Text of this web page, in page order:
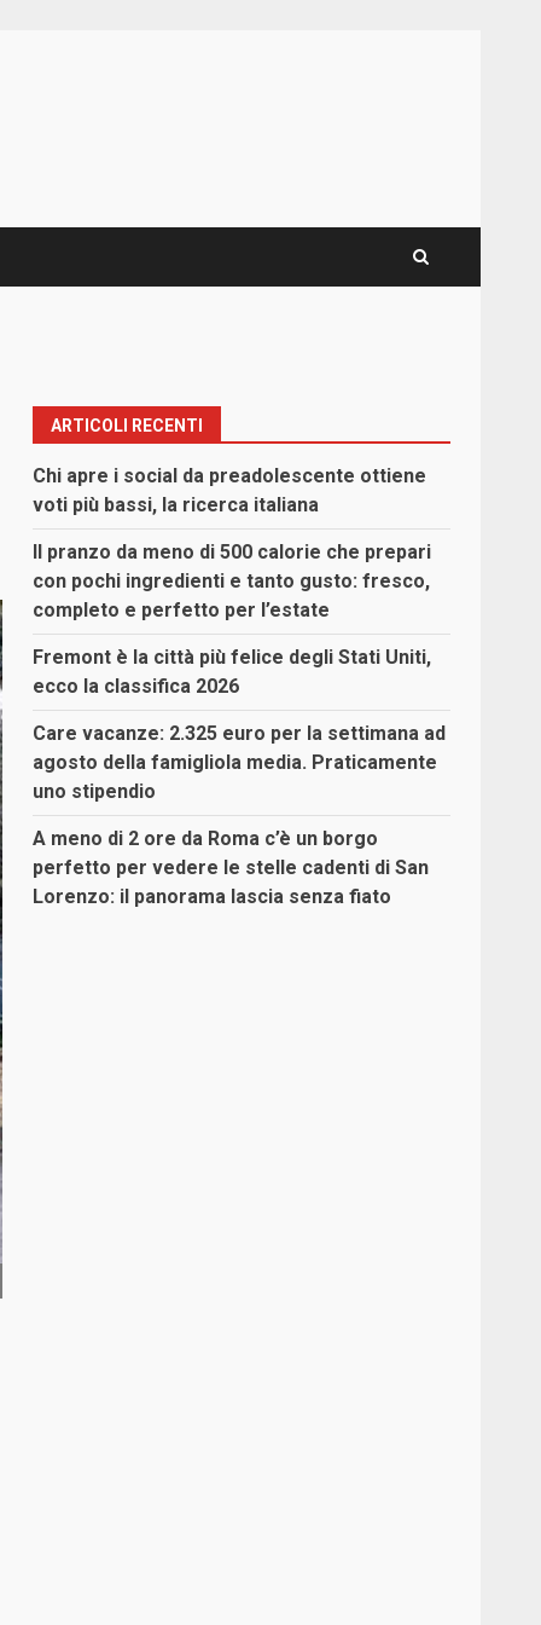
ARTICOLI RECENTI
Chi apre i social da preadolescente ottiene
voti più bassi, la ricerca italiana
Il pranzo da meno di 500 calorie che prepari
con pochi ingredienti e tanto gusto: fresco,
completo e perfetto per l’estate
Fremont è la città più felice degli Stati Uniti,
ecco la classifica 2026
Care vacanze: 2.325 euro per la settimana ad
agosto della famigliola media. Praticamente
uno stipendio
A meno di 2 ore da Roma c’è un borgo
perfetto per vedere le stelle cadenti di San
Lorenzo: il panorama lascia senza fiato